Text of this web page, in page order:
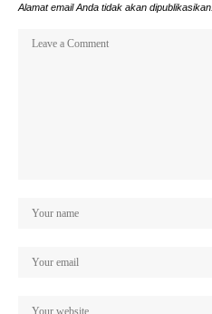
Alamat email Anda tidak akan dipublikasikan.